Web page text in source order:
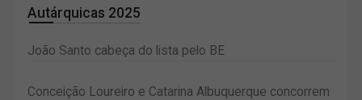
Autárquicas 2025
João Santo cabeça do lista pelo BE
Conceição Loureiro e Catarina Albuquerque concorrem